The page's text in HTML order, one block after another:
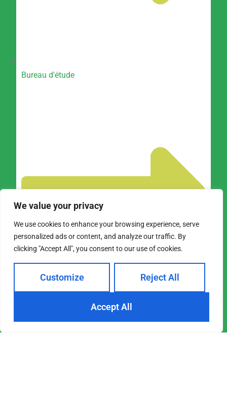
We value your privacy
We use cookies to enhance your browsing experience, serve
personalized ads or content, and analyze our traffic. By
clicking "Accept All", you consent to our use of cookies.
Customize Reject All
Accept All
Bureau d'étude